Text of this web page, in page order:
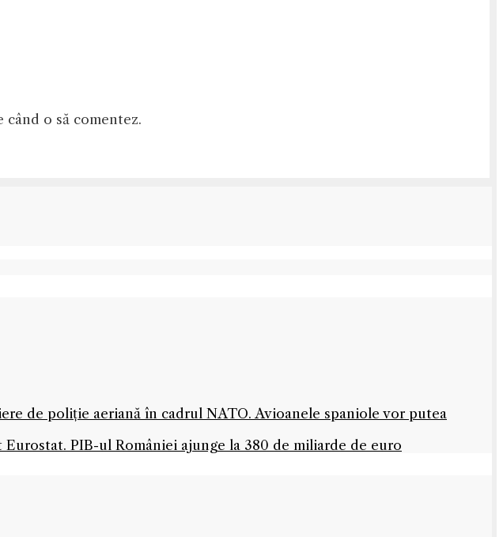
o să comentez.
de poliție aeriană în cadrul NATO. Avioanele spaniole vor putea
PIB-ul României ajunge la 380 de miliarde de euro